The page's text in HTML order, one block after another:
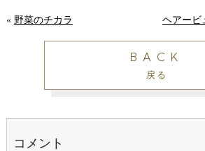
« 野菜のチカラ ヘアービ
BACK
戻る
コメント